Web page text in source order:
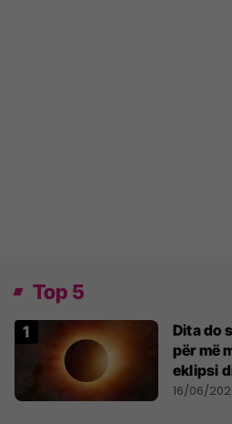
Top 5
Dita do
për më
eklipsi
shekullit
16/06/